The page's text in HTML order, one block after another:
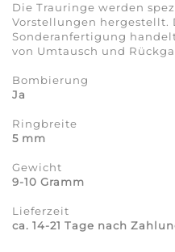
Die Trauringe werden
Vorstellungen hergestellt.
Sonderanfertigung
von Umtausch und
Bombierung
Ja
Ringbreite
5 mm
Gewicht
9-10 Gramm
Lieferzeit
ca. 14-21 Tage nach